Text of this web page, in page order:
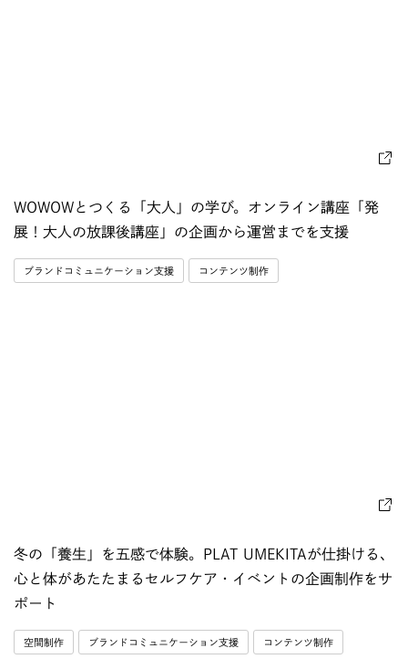
WOWOWとつくる「大人」の学び。オンライン講座「発
展！大人の放課後講座」の企画から運営までを支援
ブランドコミュニケーション支援 コンテンツ制作
冬の「養生」を五感で体験。PLAT UMEKITAが仕掛ける、
心と体があたたまるセルフケア・イベントの企画制作をサ
ポート
空間制作 ブランドコミュニケーション支援 コンテンツ制作